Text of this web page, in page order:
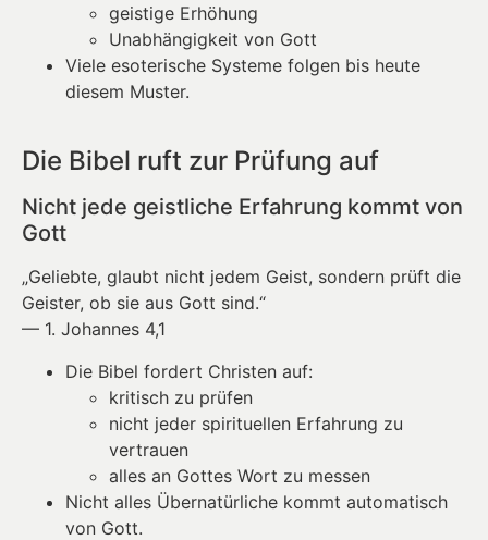
geistige Erhöhung
Unabhängigkeit von Gott
Viele esoterische Systeme folgen bis heute
diesem Muster.
Die Bibel ruft zur Prüfung auf
Nicht jede geistliche Erfahrung kommt von
Gott
„Geliebte, glaubt nicht jedem Geist, sondern prüft die
Geister, ob sie aus Gott sind.“
— 1. Johannes 4,1
Die Bibel fordert Christen auf:
kritisch zu prüfen
nicht jeder spirituellen Erfahrung zu
vertrauen
alles an Gottes Wort zu messen
Nicht alles Übernatürliche kommt automatisch
von Gott.